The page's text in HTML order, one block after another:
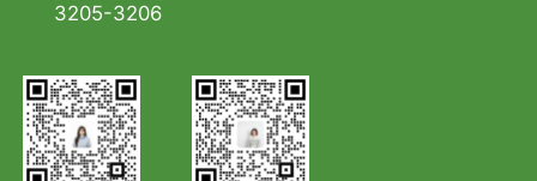
3205-3206